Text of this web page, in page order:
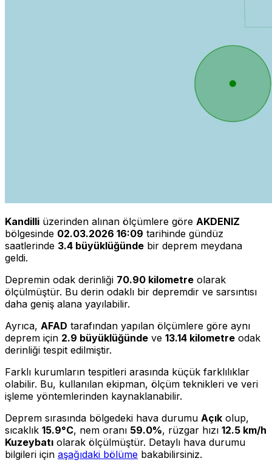
Kandilli üzerinden alınan ölçümlere göre AKDENIZ
bölgesinde 02.03.2026 16:09 tarihinde gündüz
saatlerinde 3.4 büyüklüğünde bir deprem meydana
geldi.
Depremin odak derinliği 70.90 kilometre olarak
ölçülmüştür. Bu derin odaklı bir depremdir ve sarsıntısı
daha geniş alana yayılabilir.
Ayrıca, AFAD tarafından yapılan ölçümlere göre aynı
deprem için 2.9 büyüklüğünde ve 13.14 kilometre odak
derinliği tespit edilmiştir.
Farklı kurumların tespitleri arasında küçük farklılıklar
olabilir. Bu, kullanılan ekipman, ölçüm teknikleri ve veri
işleme yöntemlerinden kaynaklanabilir.
Deprem sırasında bölgedeki hava durumu Açık olup,
sıcaklık 15.9°C, nem oranı 59.0%, rüzgar hızı 12.5 km/h
Kuzeybatı olarak ölçülmüştür. Detaylı hava durumu
bilgileri için aşağıdaki bölüme bakabilirsiniz.